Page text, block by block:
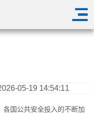
05-19 14:54:11
各国公共安全投入的不断加